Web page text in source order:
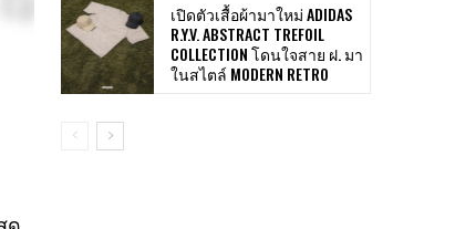
เปิดตัวเสื้อผ้ามาใหม่ ADIDAS
R.Y.V. ABSTRACT TREFOIL
COLLECTION โดนใจสาย ฝ. มา
ในสไตล์ MODERN RETRO